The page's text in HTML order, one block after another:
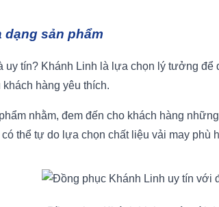
sản phẩm
tín? Khánh Linh là lựa chọn lý tưởng
hàng yêu thích.
nhằm, đem đến cho khách hàng
thể tự do lựa chọn chất liệu vải may phù